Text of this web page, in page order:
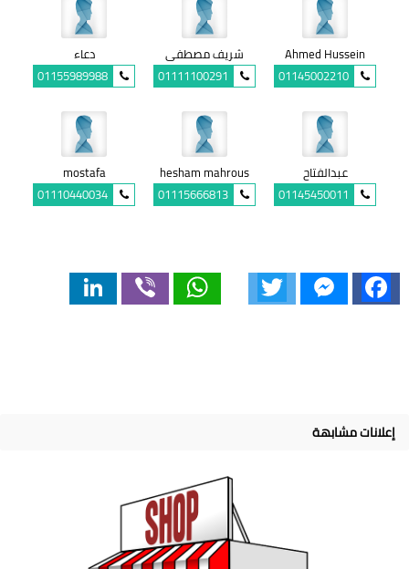
Ahmed Hussein
01145002210
شريف مصطفى
01111100291
دعاء
01155989988
عبدالفتاح
01145450011
hesham mahrous
01115666813
mostafa
01110440034
Facebook
Messenger
Twitter
WhatsApp
Viber
LinkedIn
إعلانات مشابهة